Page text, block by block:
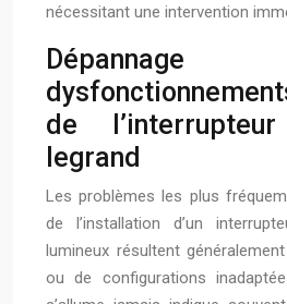
nécessitant une intervention
de
legrand
Les problèmes les plus
de l’installation d’un
lumineux résultent
ou de configurations